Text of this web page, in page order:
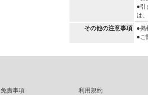
●引
は
その他の注意事項
●掲
●ご
免責事項 利用規約